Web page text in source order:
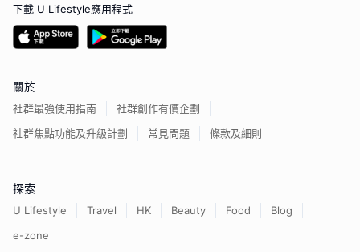
下載 U Lifestyle應用程式
關於
社群最強使用指南
社群創作有價企劃
社群焦點功能及升級計劃
常見問題 條款及細則
探索
U Lifestyle Travel HK Beauty Food
Blog
e-zone